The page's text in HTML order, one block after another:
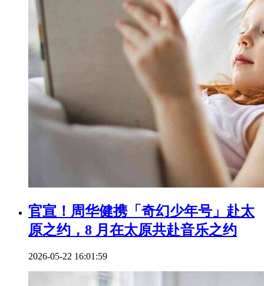
官宣！周华健携「奇幻少年号」赴太
原之约，8 月在太原共赴音乐之约
2026-05-22 16:01:59